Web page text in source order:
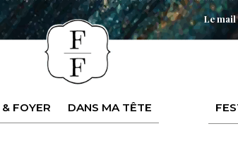
Le mail
FOYER DANS MA TÊTE